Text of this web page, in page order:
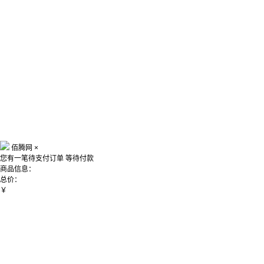
佰腾网 ×
您有一笔待支付订单 等待付款
商品信息：
总价：
￥